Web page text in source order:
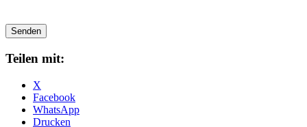
Senden
Teilen mit:
X
Facebook
WhatsApp
Drucken